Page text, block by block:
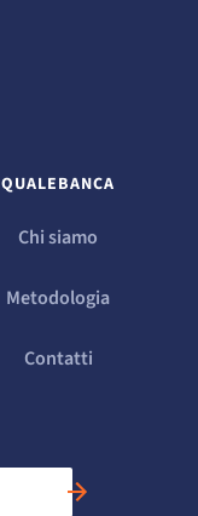
QUALEBANCA
Chi siamo
Metodologia
Contatti